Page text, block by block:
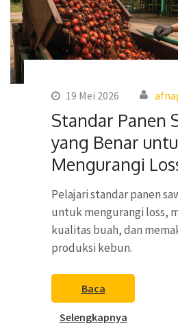
19 Mei 2026
Standar Panen
yang Benar
Mengurangi
Pelajari standar panen
untuk mengurangi loss,
kualitas buah, dan
produksi kebun.
Baca
Selengkapnya